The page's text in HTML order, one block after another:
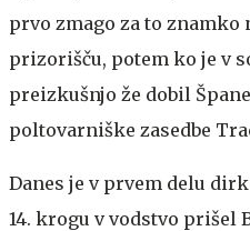
prvo zmago za to znamko
prizorišču, potem ko je v
preizkušnjo že dobil
poltovarniške zasedbe
Danes je v prvem delu
14. krogu v vodstvo prišel